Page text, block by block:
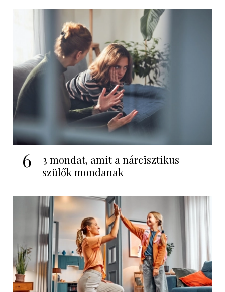
6
3 mondat, amit a nárcisztikus
szülők mondanak